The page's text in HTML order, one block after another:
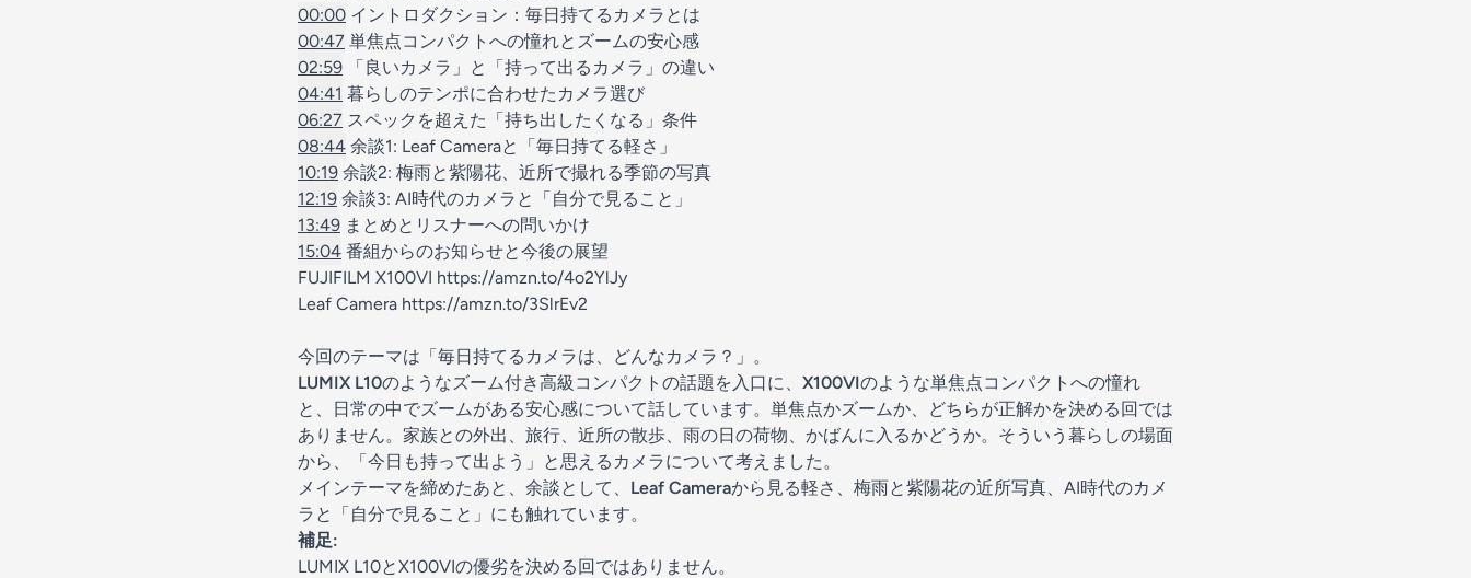
00:00 イントロダクション：毎日持てるカメラとは
00:47 単焦点コンパクトへの憧れとズームの安心感
02:59 「良いカメラ」と「持って出るカメラ」の違い
04:41 暮らしのテンポに合わせたカメラ選び
06:27 スペックを超えた「持ち出したくなる」条件
08:44 余談1: Leaf Cameraと「毎日持てる軽さ」
10:19 余談2: 梅雨と紫陽花、近所で撮れる季節の写真
12:19 余談3: AI時代のカメラと「自分で見ること」
13:49 まとめとリスナーへの問いかけ
15:04 番組からのお知らせと今後の展望
FUJIFILM X100VI https://amzn.to/4o2YlJy
Leaf Camera https://amzn.to/3SlrEv2
今回のテーマは「毎日持てるカメラは、どんなカメラ？」。
LUMIX L10のようなズーム付き高級コンパクトの話題を入口に、 X100VIのような単焦点コンパクトへの憧れ
と、日常の中でズームがある安心感について話しています。単焦点かズームか、どちらが正解かを決める回では
ありません。家族との外出、旅行、近所の散歩、雨の日の荷物、かばんに入るかどうか。そういう暮らしの場面
から、「今日も持って出よう」と思えるカメラについて考えました。
メインテーマを締めたあと、余談として、 Leaf Cameraから見る軽さ、梅雨と紫陽花の近所写真、AI時代のカメ
ラと「自分で見ること」にも触れています。
補足:
LUMIX L10とX100VIの優劣を決める回ではありません。